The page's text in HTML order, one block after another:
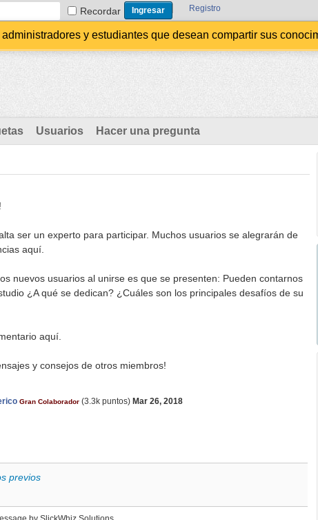
Recordar Registro
y estudiantes que desean compartir sus
Usuarios Hacer una pregunta
ser un experto para participar. Muchos usuarios se alegrarán de
aquí.
nuevos usuarios al unirse es que se presenten: Pueden contarnos
¿A qué se dedican? ¿Cuáles son los principales desafíos de su
aquí.
y consejos de otros miembros!
Gran Colaborador (3.3k puntos) Mar 26, 2018
previos